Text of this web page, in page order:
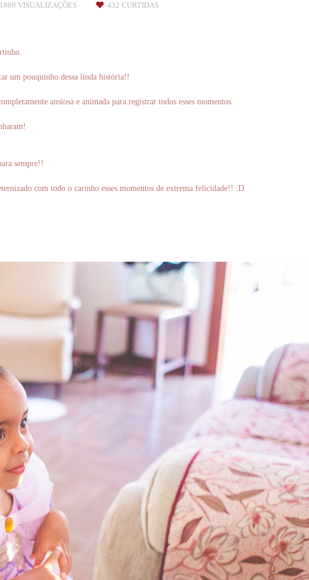
1869 VISUALIZAÇÕES 432 CURTIDAS
um pouquinho dessa linda história!!
ansiosa e animada para registrar todos esses momentos.
sempre!!
com todo o carinho esses momentos de extrema felicidade!! :D